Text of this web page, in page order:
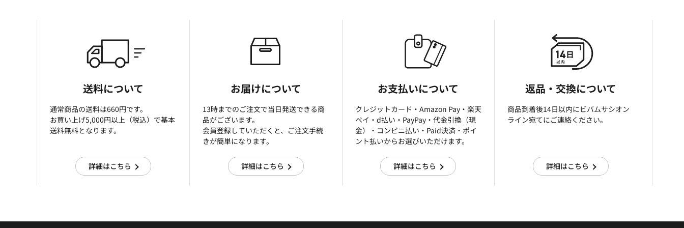
送料について
通常商品の送料は660円です。
お買い上げ5,000円以上（税込）で基本
送料無料となります。
詳細はこちら
お届けについて
13時までのご注文で当日発送できる商
品がございます。
会員登録していただくと、ご注文手続
きが簡単になります。
詳細はこちら
お支払いについて
クレジットカード・Amazon Pay・楽天
ぺイ・d払い・PayPay・代金引換（現
金）・コンビニ払い・Paid決済・ポイ
ント払いからお選びいただけます。
詳細はこちら
返品・交換について
商品到着後14日以内にビバムサシオン
ライン宛てにご連絡ください。
詳細はこちら